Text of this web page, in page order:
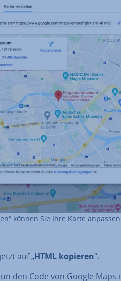
können Sie Ihre Karte
auf „HTML kopieren“.
den Code von Google Maps